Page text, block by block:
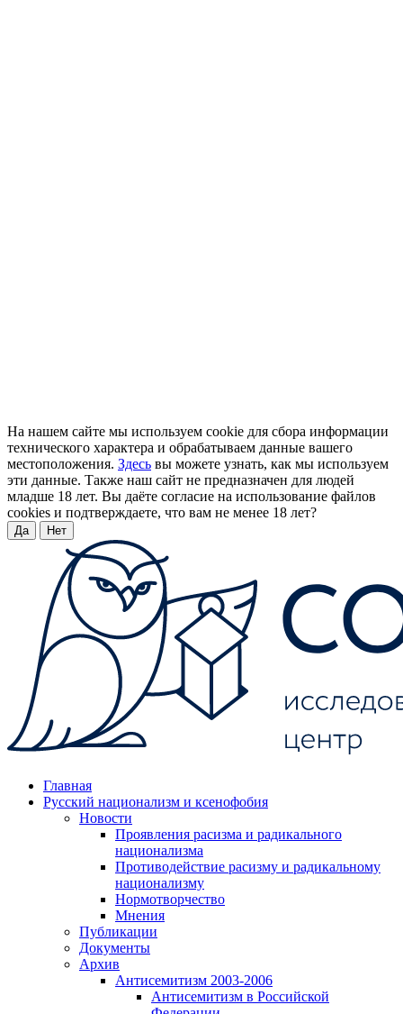
На нашем сайте мы используем cookie для сбора информации
технического характера и обрабатываем данные вашего
местоположения. Здесь вы можете узнать, как мы используем
эти данные. Также наш сайт не предназначен для людей
младше 18 лет. Вы даёте согласие на использование файлов
cookies и подтверждаете, что вам не менее 18 лет?
Да Нет
Главная
Русский национализм и ксенофобия
Новости
Проявления расизма и радикального
национализма
Противодействие расизму и радикальному
национализму
Нормотворчество
Мнения
Публикации
Документы
Архив
Антисемитизм 2003-2006
Антисемитизм в Российской